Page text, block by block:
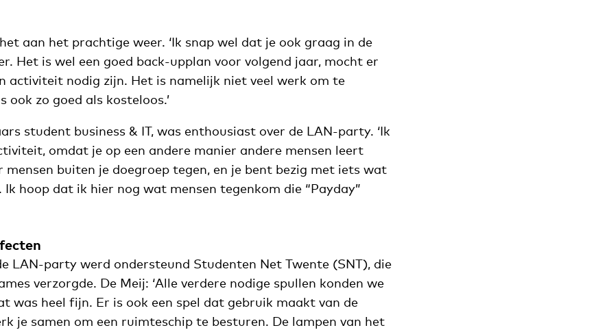
aan het prachtige weer. ‘Ik snap wel dat je ook graag in de
Het is wel een goed back-upplan voor volgend jaar, mocht er
activiteit nodig zijn. Het is namelijk niet veel werk om te
ook zo goed als kosteloos.’
student business & IT, was enthousiast over de LAN-party. ‘Ik
omdat je op een andere manier andere mensen leert
mensen buiten je doegroep tegen, en je bent bezig met iets wat
hoop dat ik hier nog wat mensen tegenkom die “Payday”
LAN-party werd ondersteund Studenten Net Twente (SNT), die
verzorgde. De Meij: ‘Alle verdere nodige spullen konden we
was heel fijn. Er is ook een spel dat gebruik maakt van de
je samen om een ruimteschip te besturen. De lampen van het